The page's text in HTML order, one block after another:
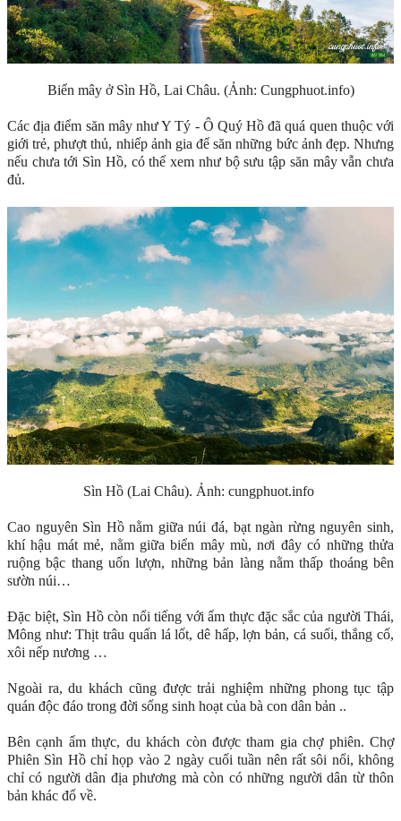
Biển mây ở Sìn Hồ, Lai Châu. (Ảnh: Cungphuot.info)
Các địa điểm săn mây như Y Tý - Ô Quý Hồ đã quá quen thuộc với
giới trẻ, phượt thủ, nhiếp ảnh gia để săn những bức ảnh đẹp. Nhưng
nếu chưa tới Sìn Hồ, có thể xem như bộ sưu tập săn mây vẫn chưa
đủ.
Sìn Hồ (Lai Châu). Ảnh: cungphuot.info
Cao nguyên Sìn Hồ nằm giữa núi đá, bạt ngàn rừng nguyên sinh,
khí hậu mát mẻ, nằm giữa biển mây mù, nơi đây có những thửa
ruộng bậc thang uốn lượn, những bản làng nằm thấp thoáng bên
sườn núi…
Đặc biệt, Sìn Hồ còn nổi tiếng với ẩm thực đặc sắc của người Thái,
Mông như: Thịt trâu quấn lá lốt, dê hấp, lợn bản, cá suối, thắng cố,
xôi nếp nương …
Ngoài ra, du khách cũng được trải nghiệm những phong tục tập
quán độc đáo trong đời sống sinh hoạt của bà con dân bản ..
Bên cạnh ẩm thực, du khách còn được tham gia chợ phiên. Chợ
Phiên Sìn Hồ chỉ họp vào 2 ngày cuối tuần nên rất sôi nổi, không
chỉ có người dân địa phương mà còn có những người dân từ thôn
bản khác đổ về.